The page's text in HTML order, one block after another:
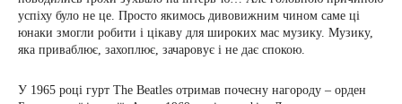
успіху було не це. Просто якимось дивовижним чином саме ці
юнаки змогли робити і цікаву для широких мас музику. Музику,
яка приваблює, захоплює, зачаровує і не дає спокою.
У 1965 році гурт The Beatles отримав почесну нагороду – орден